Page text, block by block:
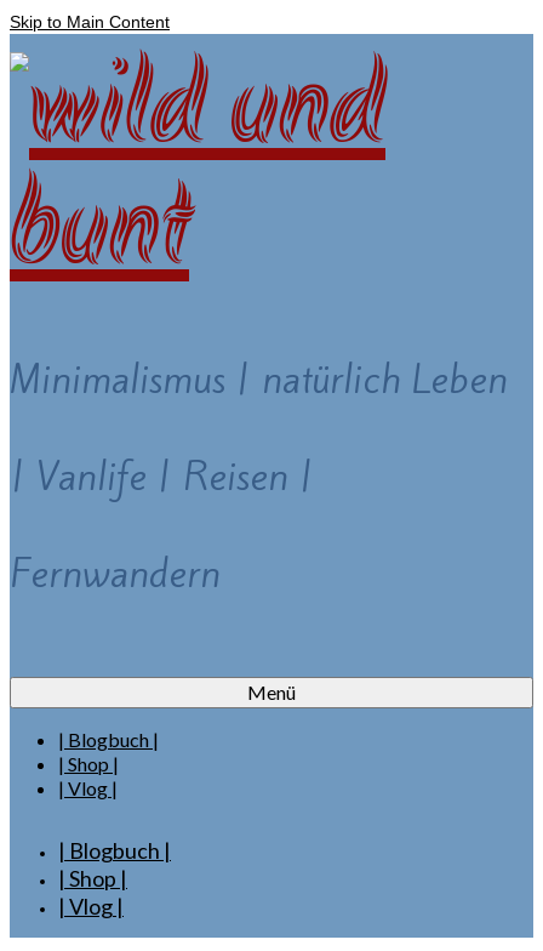
Skip to Main Content
Minimalismus | natürlich Leben
| Vanlife | Reisen |
Fernwandern
Menü
| Blogbuch |
| Shop |
| Vlog |
| Blogbuch |
| Shop |
| Vlog |